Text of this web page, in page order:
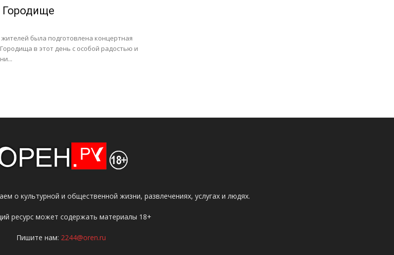
Городище
была подготовлена концертная
в этот день с особой радостью и
о культурной и общественной жизни, развлечениях, услугах и людях.
ресурс может содержать материалы 18+
Пишите нам: 2244@oren.ru